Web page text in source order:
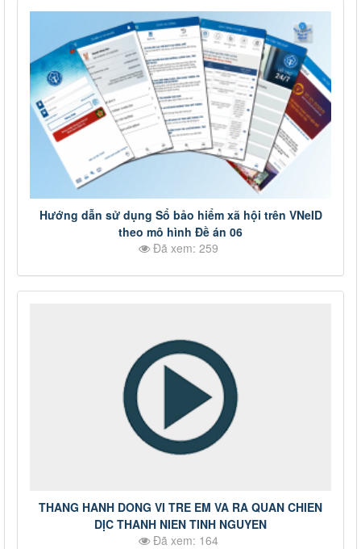
Hướng dẫn sử dụng Sổ bảo hiểm xã hội trên VNeID
theo mô hình Đề án 06
Đã xem: 259
THANG HANH DONG VI TRE EM VA RA QUAN CHIEN
DỊC THANH NIEN TINH NGUYEN
Đã xem: 164